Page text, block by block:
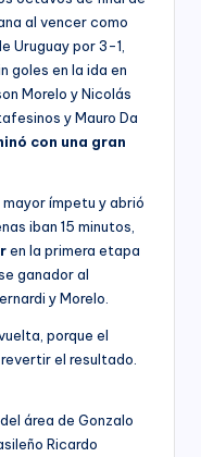
al vencer como
Uruguay por 3-1,
goles en la ida en
Morelo y Nicolás
y Mauro Da
con una gran
ímpetu y abrió
iban 15 minutos,
en la primera etapa
ganador al
y Morelo.
porque el
el resultado.
área de Gonzalo
Ricardo